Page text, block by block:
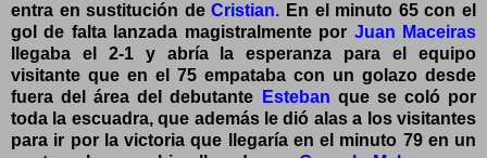
entra en sustitución deCristian. En el minuto 65 con el
gol de falta lanzada magistralmente por Juan Maceiras
llegaba el 2-1 y abría la esperanza para el equipo
visitante que en el 75 empataba con un golazo desde
fuera del área del debutante
Esteban que se coló por
toda la escuadra, que además le dió alas a los visitantes
para ir por la victoria que llegaría en el minuto 79 en un